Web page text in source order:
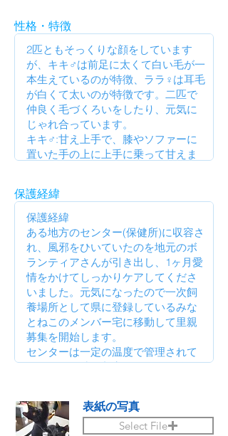
性格・特徴
保護経緯
表紙の写真
Select File